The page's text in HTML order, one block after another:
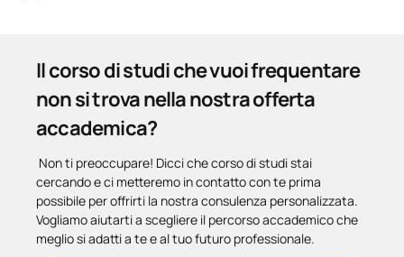
Il corso di studi che vuoi frequentare
non si trova nella nostra offerta
accademica?
Non ti preoccupare! Dicci che corso di studi stai
cercando e ci metteremo in contatto con te prima
possibile per offrirti la nostra consulenza personalizzata.
Vogliamo aiutarti a scegliere il percorso accademico che
meglio si adatti a te e al tuo futuro professionale.